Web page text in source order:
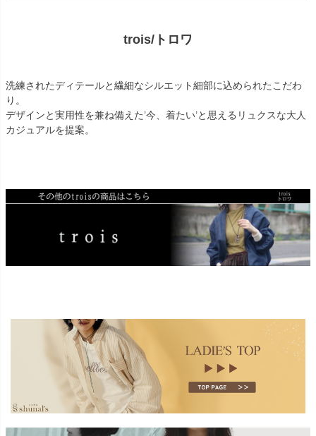
trois/トロワ
洗練されたディテールと繊細なシルエット細部に込められたこだわ
り。
デザインと実用性を兼ね備えた’今、着たい’と思えるリュクスな大人
カジュアルを提案。